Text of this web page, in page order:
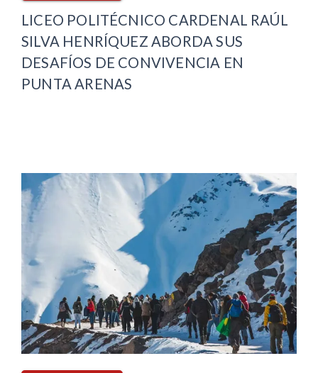
LICEO POLITÉCNICO CARDENAL RAÚL
SILVA HENRÍQUEZ ABORDA SUS
DESAFÍOS DE CONVIVENCIA EN
PUNTA ARENAS